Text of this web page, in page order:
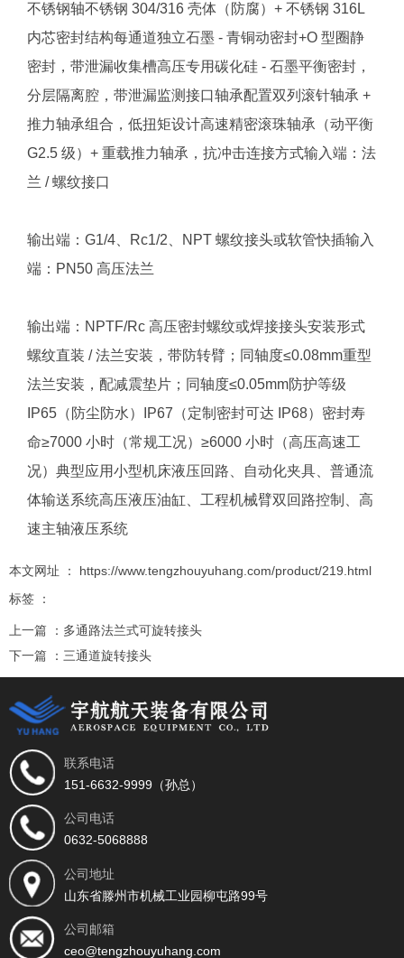
不锈钢轴不锈钢 304/316 壳体（防腐）+ 不锈钢 316L
内芯密封结构每通道独立石墨 - 青铜动密封+O 型圈静
密封，带泄漏收集槽高压专用碳化硅 - 石墨平衡密封，
分层隔离腔，带泄漏监测接口轴承配置双列滚针轴承 +
推力轴承组合，低扭矩设计高速精密滚珠轴承（动平衡
G2.5 级）+ 重载推力轴承，抗冲击连接方式输入端：法
兰 / 螺纹接口
输出端：G1/4、Rc1/2、NPT 螺纹接头或软管快插输入
端：PN50 高压法兰
输出端：NPTF/Rc 高压密封螺纹或焊接接头安装形式
螺纹直装 / 法兰安装，带防转臂；同轴度≤0.08mm重型
法兰安装，配减震垫片；同轴度≤0.05mm防护等级
IP65（防尘防水）IP67（定制密封可达 IP68）密封寿
命≥7000 小时（常规工况）≥6000 小时（高压高速工
况）典型应用小型机床液压回路、自动化夹具、普通流
体输送系统高压液压油缸、工程机械臂双回路控制、高
速主轴液压系统
本文网址 ： https://www.tengzhouyuhang.com/product/219.html
标签 ：
上一篇 ： 多通路法兰式可旋转接头
下一篇 ： 三通道旋转接头
相关推荐
联系电话
151-6632-9999（孙总）
公司电话
0632-5068888
公司地址
山东省滕州市机械工业园柳屯路99号
公司邮箱
ceo@tengzhouyuhang.com